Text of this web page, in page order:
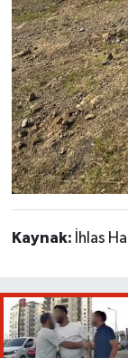
Kaynak: İhlas